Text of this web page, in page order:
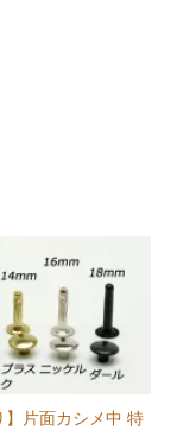
】片面カシメ中 特